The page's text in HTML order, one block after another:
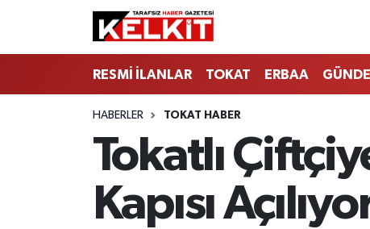
RESMİ İLANLAR TOKAT ERBAA
HABERLER TOKAT HABER
Tokatlı
Kapısı